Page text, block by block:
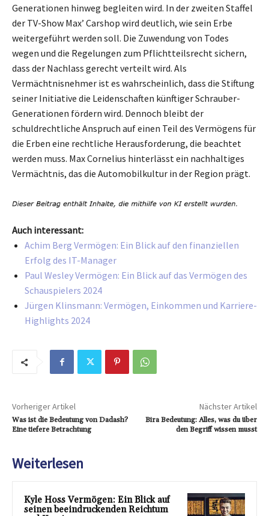
Generationen hinweg begleiten wird. In der zweiten Staffel
der TV-Show Maxʼ Carshop wird deutlich, wie sein Erbe
weitergeführt werden soll. Die Zuwendung von Todes
wegen und die Regelungen zum Pflichtteilsrecht sichern,
dass der Nachlass gerecht verteilt wird. Als
Vermächtnisnehmer ist es wahrscheinlich, dass die Stiftung
seiner Initiative die Leidenschaften künftiger Schrauber-
Generationen fördern wird. Dennoch bleibt der
schuldrechtliche Anspruch auf einen Teil des Vermögens für
die Erben eine rechtliche Herausforderung, die beachtet
werden muss. Max Cornelius hinterlässt ein nachhaltiges
Vermächtnis, das die Automobilkultur in der Region prägt.
Auch interessant:
Achim Berg Vermögen: Ein Blick auf den finanziellen
Erfolg des IT-Manager
Paul Wesley Vermögen: Ein Blick auf das Vermögen des
Schauspielers 2024
Jürgen Klinsmann: Vermögen, Einkommen und Karriere-
Highlights 2024
Vorheriger Artikel
Was ist die Bedeutung von Dadash?
Eine tiefere Betrachtung
Nächster Artikel
Bira Bedeutung: Alles, was du über
den Begriff wissen musst
Weiterlesen
Kyle Hoss Vermögen: Ein Blick auf
seinen beeindruckenden Reichtum